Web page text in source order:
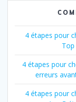
4 étapes pour
4 étapes pour
erreurs
4 étapes pour